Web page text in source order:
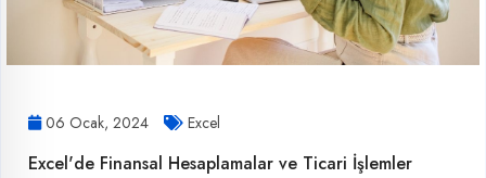
06 Ocak, 2024 Excel
Excel'de Finansal Hesaplamalar ve Ticari İşlemler